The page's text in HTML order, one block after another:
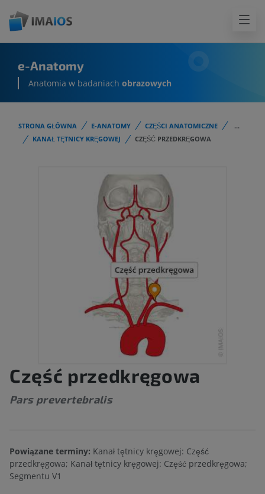
e-Anatomy
Anatomia w badaniach obrazowych
STRONA GŁÓWNA E-ANATOMY CZĘŚCI ANATOMICZNE
...
KANAŁ TĘTNICY KRĘGOWEJ
CZĘŚĆ PRZEDKRĘGOWA
Część przedkręgowa
Pars prevertebralis
Powiązane terminy: Kanał tętnicy kręgowej: Część
przedkręgowa; Kanał tętnicy kręgowej: Część przedkręgowa;
Segmentu V1